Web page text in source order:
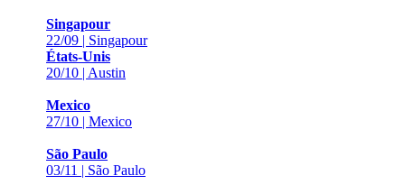
Singapour
22/09 | Singapour
États-Unis
20/10 | Austin
Mexico
27/10 | Mexico
São Paulo
03/11 | São Paulo